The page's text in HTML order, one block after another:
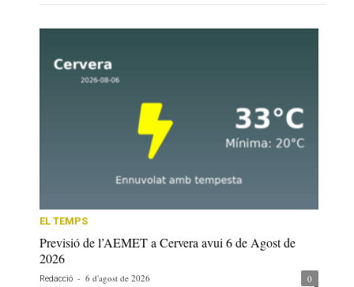
EL TEMPS
Previsió de l’AEMET a Cervera avui 6 de Agost de
2026
Redacció - 6 d'agost de 2026 0